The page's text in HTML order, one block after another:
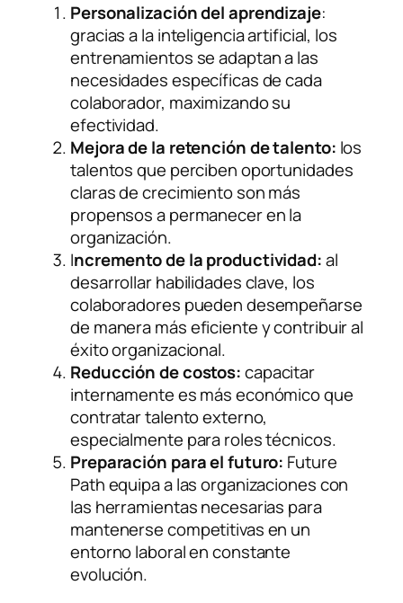
Personalización del aprendizaje:
gracias a la inteligencia artificial, los
entrenamientos se adaptan a las
necesidades específicas de cada
colaborador, maximizando su
efectividad.
Mejora de la retención de talento: los
talentos que perciben oportunidades
claras de crecimiento son más
propensos a permanecer en la
organización.
Incremento de la productividad:al
desarrollar habilidades clave, los
colaboradores pueden desempeñarse
de manera más eficiente y contribuir al
éxito organizacional.
Reducción de costos:capacitar
internamente es más económico que
contratar talento externo,
especialmente para roles técnicos.
Preparación para el futuro: Future
Path equipa a las organizaciones con
las herramientas necesarias para
mantenerse competitivas en un
entorno laboral en constante
evolución.